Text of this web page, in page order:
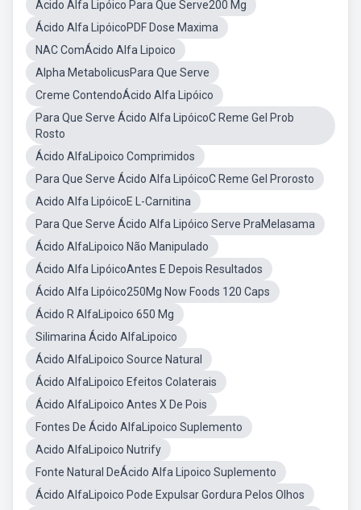
Ácido Alfa Lipóico Para Que Serve200 Mg
Ácido Alfa LipóicoPDF Dose Maxima
NAC ComÁcido Alfa Lipoico
Alpha MetabolicusPara Que Serve
Creme ContendoÁcido Alfa Lipóico
Para Que Serve Ácido Alfa LipóicoC Reme Gel Prob
Rosto
Ácido AlfaLipoico Comprimidos
Para Que Serve Ácido Alfa LipóicoC Reme Gel Prorosto
Acido Alfa LipóicoE L-Carnitina
Para Que Serve Ácido Alfa Lipóico Serve PraMelasama
Ácido AlfaLipoico Não Manipulado
Ácido Alfa LipóicoAntes E Depois Resultados
Ácido Alfa Lipóico250Mg Now Foods 120 Caps
Ácido R AlfaLipoico 650 Mg
Silimarina Ácido AlfaLipoico
Ácido AlfaLipoico Source Natural
Ácido AlfaLipoico Efeitos Colaterais
Ácido AlfaLipoico Antes X De Pois
Fontes De Ácido AlfaLipoico Suplemento
Acido AlfaLipoico Nutrify
Fonte Natural DeÁcido Alfa Lipoico Suplemento
Ácido AlfaLipoico Pode Expulsar Gordura Pelos Olhos